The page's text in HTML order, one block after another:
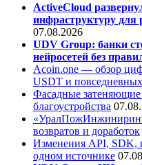
ActiveCloud
инфраструктуру для
07.08.2026
UDV Group: банки
нейросетей без
Acoin.one — обзор
USDT и
Фасадные затеняющие
благоустройства
возвратов и доработок
Изменения API, SDK,
одном источнике